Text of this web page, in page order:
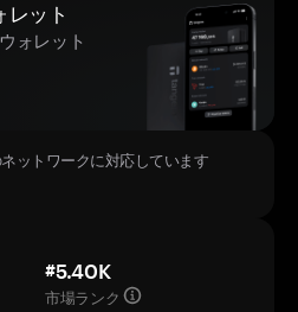
ット
ォレット
ットワークに対応しています
#5.40K
市場ランク